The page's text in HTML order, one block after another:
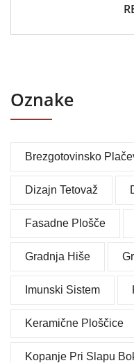
Oznake
Brezgotovinsko
Dizajn Tetovaž
Fasadne Plošče
Gradnja Hiše
Imunski Sistem
Keramične Ploščice
Kopanje Pri Slapu